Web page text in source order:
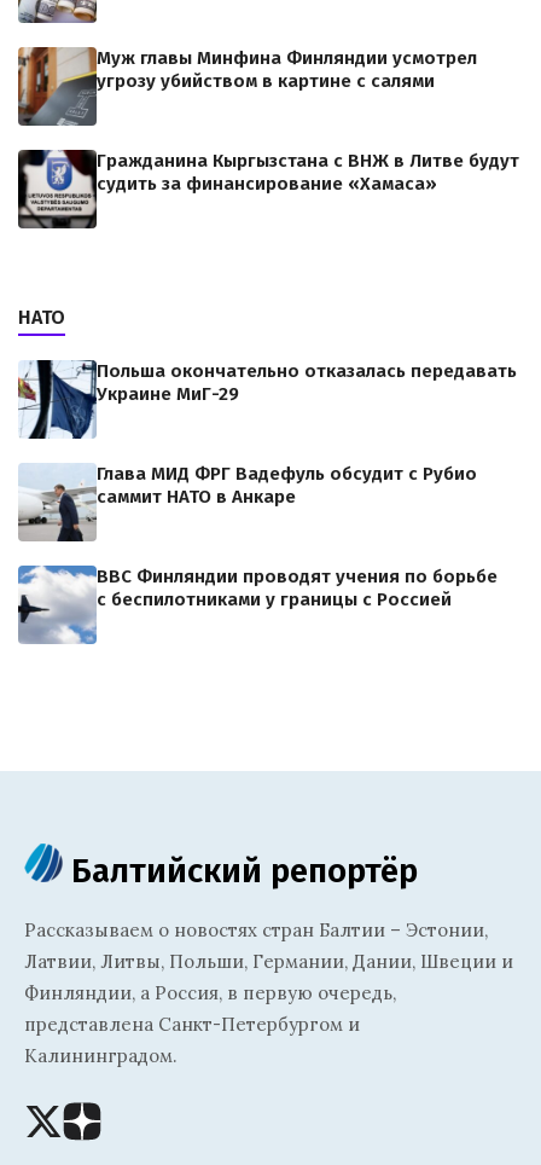
Муж главы Минфина Финляндии усмотрел
угрозу убийством в картине с салями
Гражданина Кыргызстана с ВНЖ в Литве будут
судить за финансирование «Хамаса»
НАТО
Польша окончательно отказалась передавать
Украине МиГ-29
Глава МИД ФРГ Вадефуль обсудит с Рубио
саммит НАТО в Анкаре
ВВС Финляндии проводят учения по борьбе
с беспилотниками у границы с Россией
Балтийский репортёр
Рассказываем о новостях стран Балтии – Эстонии,
Латвии, Литвы, Польши, Германии, Дании, Швеции и
Финляндии, а Россия, в первую очередь,
представлена Санкт-Петербургом и
Калининградом.